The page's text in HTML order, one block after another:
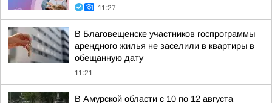
11:27
В Благовещенске участников госпрограммы
арендного жилья не заселили в квартиры в
обещанную дату
11:21
В Амурской области с 10 по 12 августа